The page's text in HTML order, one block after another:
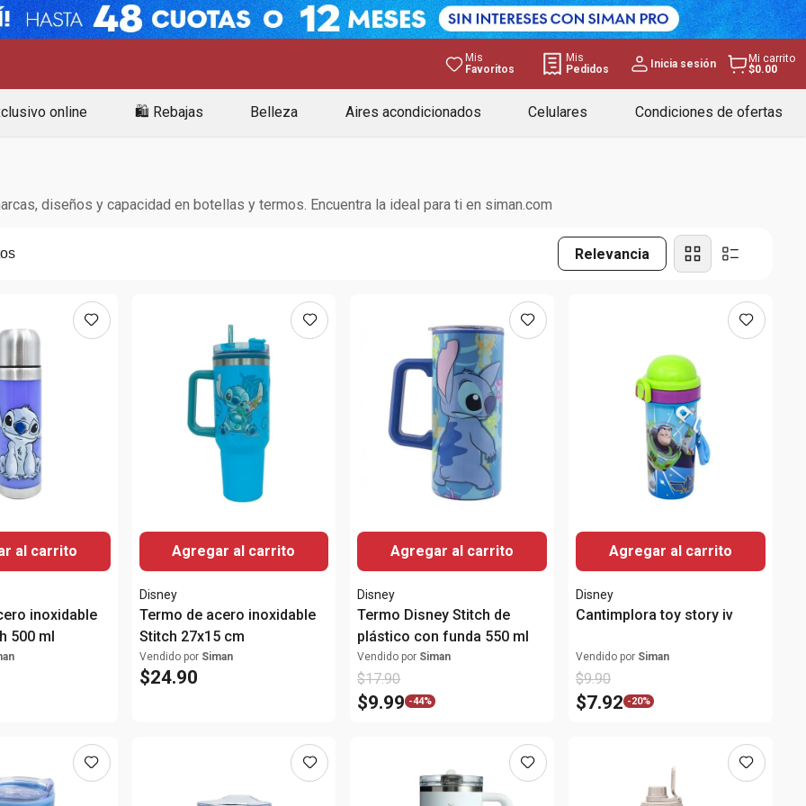
Mis
Favoritos
Mis
Pedidos
Inicia sesión
Mi carrito
$0.00
online 🛍️ Rebajas Belleza Aires acondicionados Celulares Condiciones de ofertas
diseños y capacidad en botellas y termos. Encuentra la ideal para ti en siman.com
Relevancia
al carrito
inoxidable
500 ml
Agregar al carrito
Disney
Termo de acero inoxidable
Stitch 27x15 cm
Vendido por Siman
$24.90
Agregar al carrito
Disney
Termo Disney Stitch de
plástico con funda 550 ml
Vendido por Siman
$17.90
$9.99 -44%
Agregar al carrito
Disney
Cantimplora toy story iv
Vendido por Siman
$9.90
$7.92 -20%